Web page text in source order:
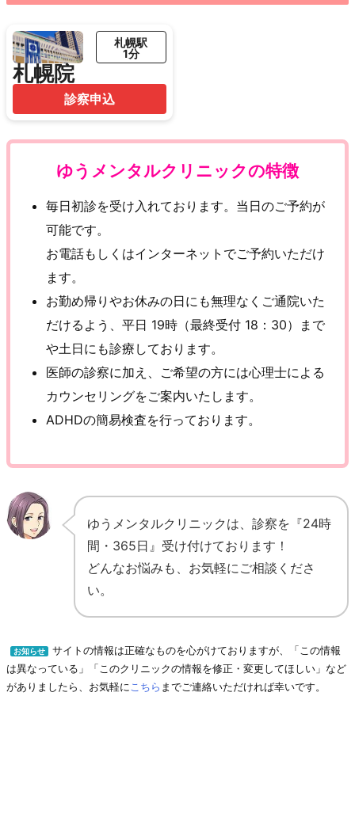
札幌院
札幌駅
1分
診察申込
ゆうメンタルクリニックの特徴
毎日初診を受け入れております。当日のご予約が
可能です。
お電話もしくはインターネットでご予約いただけ
ます。
お勤め帰りやお休みの日にも無理なくご通院いた
だけるよう、平日 19時（最終受付 18：30）まで
や土日にも診療しております。
医師の診察に加え、ご希望の方には心理士による
カウンセリングをご案内いたします。
ADHDの簡易検査を行っております。
ゆうメンタルクリニックは、診察を『24時
間・365日』受け付けております！
どんなお悩みも、お気軽にご相談くださ
い。
お知らせ
サイトの情報は正確なものを心がけておりますが、「この情報
は異なっている」「このクリニックの情報を修正・変更してほしい」など
がありましたら、お気軽に こちら までご連絡いただければ幸いです。